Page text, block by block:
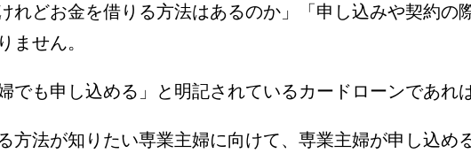
れどお金を借りる方法はあるのか」「申し込みや契約
ません。
でも申し込める」と明記されているカードローンであれ
方法が知りたい専業主婦に向けて、専業主婦が申し込め